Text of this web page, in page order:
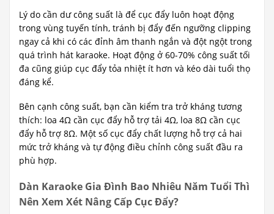
Lý do cần dư công suất là để cục đẩy luôn hoạt động
trong vùng tuyến tính, tránh bị đẩy đến ngưỡng clipping
ngay cả khi có các đỉnh âm thanh ngắn và đột ngột trong
quá trình hát karaoke. Hoạt động ở 60-70% công suất tối
đa cũng giúp cục đẩy tỏa nhiệt ít hơn và kéo dài tuổi thọ
đáng kể.
Bên cạnh công suất, bạn cần kiểm tra trở kháng tương
thích: loa 4Ω cần cục đẩy hỗ trợ tải 4Ω, loa 8Ω cần cục
đẩy hỗ trợ 8Ω. Một số cục đẩy chất lượng hỗ trợ cả hai
mức trở kháng và tự động điều chỉnh công suất đầu ra
phù hợp.
Dàn Karaoke Gia Đình Bao Nhiêu Năm Tuổi Thì
Nên Xem Xét Nâng Cấp Cục Đẩy?